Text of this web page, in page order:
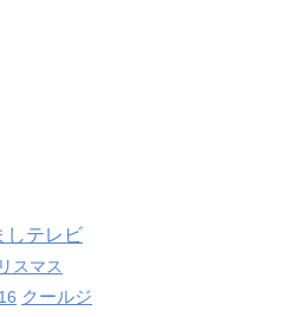
しテレビ
スマス
クールジ